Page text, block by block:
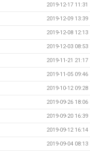
2019-12-17 11:31
2019-12-09 13:39
2019-12-08 12:13
2019-12-03 08:53
2019-11-21 21:17
2019-11-05 09:46
2019-10-12 09:28
2019-09-26 18:06
2019-09-20 16:39
2019-09-12 16:14
2019-09-04 08:13